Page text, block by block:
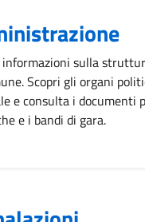
sulla
Scopri gli organi
e consulta i documenti
e i bandi di gara.